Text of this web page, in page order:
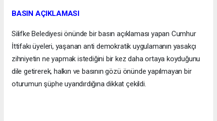
BASIN AÇIKLAMASI
Silifke Belediyesi önünde bir basın açıklaması yapan Cumhur
İttifakı üyeleri, yaşanan anti demokratik uygulamanın yasakçı
zihniyetin ne yapmak istediğini bir kez daha ortaya koyduğunu
dile getirerek, halkın ve basının gözü önünde yapılmayan bir
oturumun şüphe uyandırdığına dikkat çekildi.